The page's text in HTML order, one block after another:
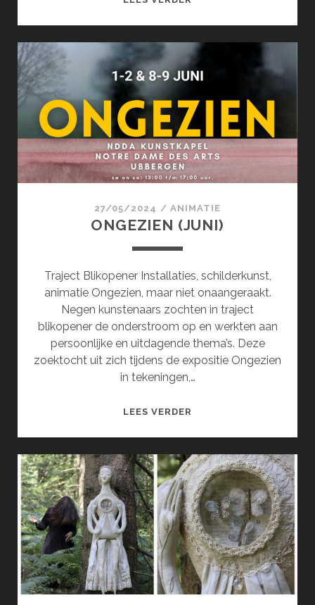
27/05/2024 / ANIMATIE
ONGEZIEN (JUNI)
Traject Blikopener Installaties, schilderkunst,
animatie Ongezien, maar niet onaangeraakt.
Negen kunstenaars zochten in traject
blikopener de onderstroom op en werkten aan
persoonlijke en uitdagende thema’s. Deze
zoektocht uit zich tijdens de expositie Ongezien
in tekeningen,…
LEES VERDER